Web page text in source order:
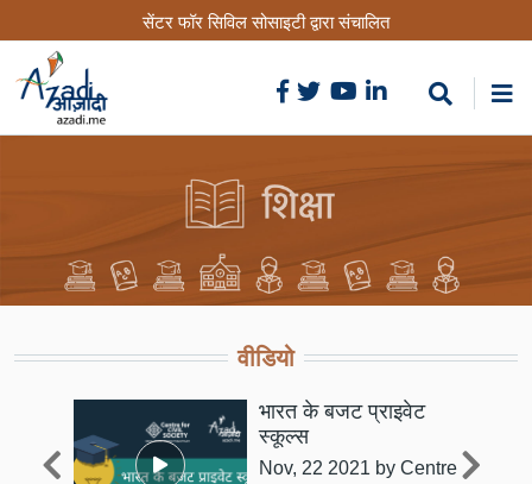
to
content
सेंटर फॉर सिविल सोसाइटी द्वारा संचालित
वीडियो
भारत के बजट प्राइवेट
स्कूल्स
Nov, 22 2021 by Centre